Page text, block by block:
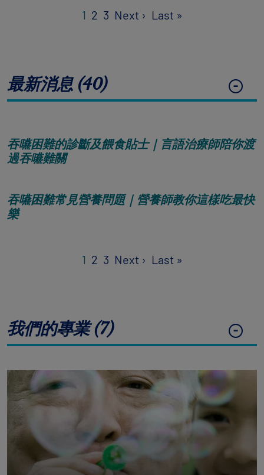
Pagination
1 2 3 Next › Next page
Last »
最新消息 (40)
吞嚥困難的診斷及餵食貼士｜言語治療師陪你渡
過吞嚥難關
吞嚥困難常見營養問題｜營養師教你這樣吃最快
樂
Pagination
1 2 3 Next › Next page
Last »
我們的專業 (7)